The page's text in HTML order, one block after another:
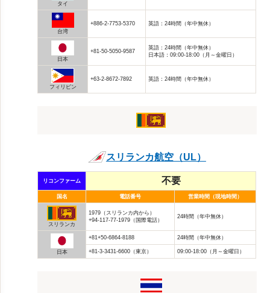
タイ
台湾
+886-2-7753-5370 英語：24時間（年中無休）
日本
+81-50-5050-9587
英語：24時間（年中無休）
日本語：09:00-18:00（月～金曜日）
フィリピン
+63-2-8672-7892 英語：24時間（年中無休）
スリランカ航空（UL）
リコンファーム 不要
国名 電話番号 営業時間（現地時間）
スリランカ
1979（スリランカ内から）
+94-117-77-1979（国際電話）
24時間（年中無休）
日本
+81+50-6864-8188 24時間（年中無休）
+81-3-3431-6600（東京） 09:00-18:00（月～金曜日）